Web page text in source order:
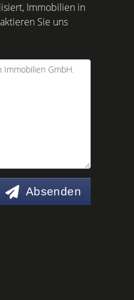
Immobilien in
Sie uns
Absenden